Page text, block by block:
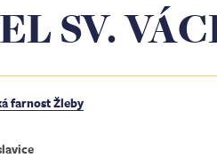
SV.
farnost Žleby